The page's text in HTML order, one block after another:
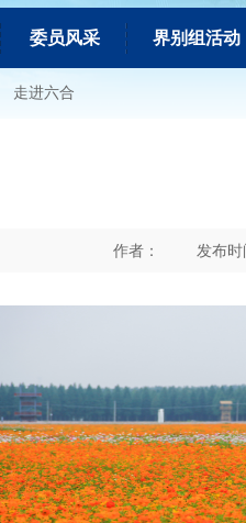
委员风采 界别组活动
走进六合
作者： 发布时